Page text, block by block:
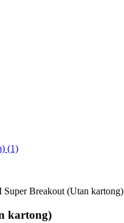
(1)
Breakout (Utan kartong)
kartong)